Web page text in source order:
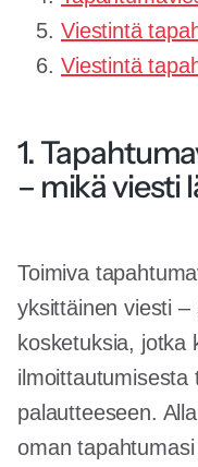
Viestintä
Viestintä
1.
– mikä viesti
Toimiva
yksittäinen viesti
kosketuksia, jotka
ilmoittautumisesta
palautteeseen.
oman